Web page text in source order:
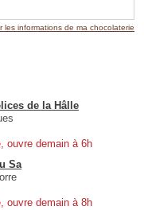
les informations de ma chocolaterie
de la Hâlle
ouvre demain à 6h
Sa
ouvre demain à 8h